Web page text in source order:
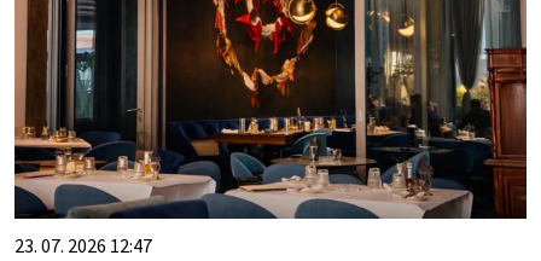
23. 07. 2026 12:47